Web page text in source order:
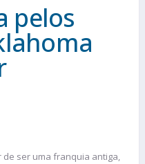
pelos
de ser uma franquia antiga,